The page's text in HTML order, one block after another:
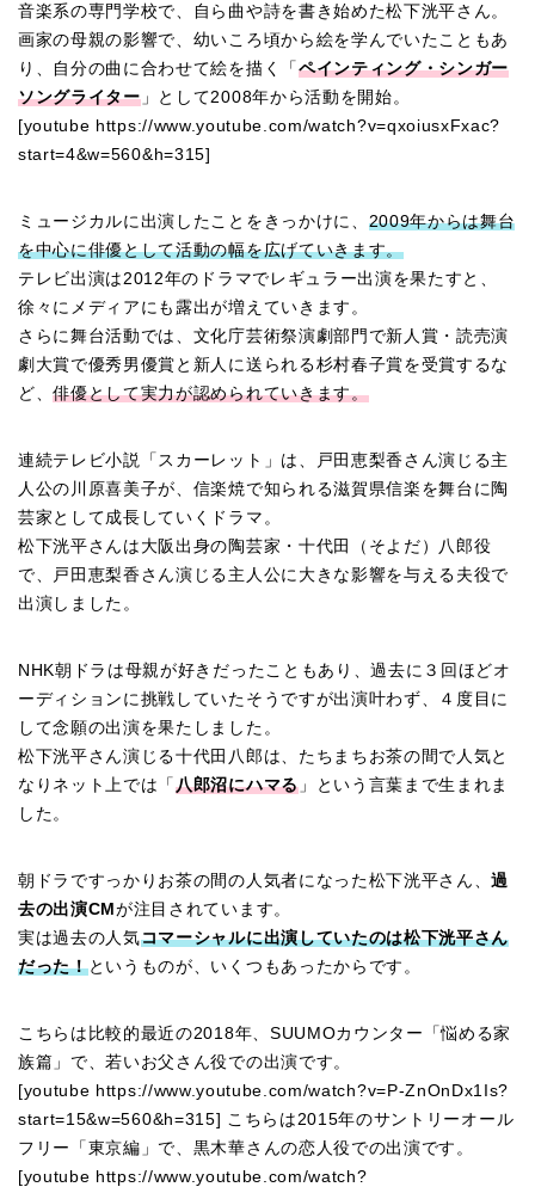
音楽系の専門学校で、自ら曲や詩を書き始めた松下洸平さん。
画家の母親の影響で、幼いころ頃から絵を学んでいたこともあ
り、自分の曲に合わせて絵を描く「 ペインティング・シンガー
ソングライター」として2008年から活動を開始。
[youtube https://www.youtube.com/watch?v=qxoiusxFxac?
start=4&w=560&h=315]
ミュージカルに出演したことをきっかけに、 2009年からは舞台
を中心に俳優として活動の幅を広げていきます。
テレビ出演は2012年のドラマでレギュラー出演を果たすと、
徐々にメディアにも露出が増えていきます。
さらに舞台活動では、文化庁芸術祭演劇部門で新人賞・読売演
劇大賞で優秀男優賞と新人に送られる杉村春子賞を受賞するな
ど、俳優として実力が認められていきます。
連続テレビ小説「スカーレット」は、戸田恵梨香さん演じる主
人公の川原喜美子が、信楽焼で知られる滋賀県信楽を舞台に陶
芸家として成長していくドラマ。
松下洸平さんは大阪出身の陶芸家・十代田（そよだ）八郎役
で、戸田恵梨香さん演じる主人公に大きな影響を与える夫役で
出演しました。
NHK朝ドラは母親が好きだったこともあり、過去に３回ほどオ
ーディションに挑戦していたそうですが出演叶わず、４度目に
して念願の出演を果たしました。
松下洸平さん演じる十代田八郎は、たちまちお茶の間で人気と
なりネット上では「八郎沼にハマる」という言葉まで生まれま
した。
朝ドラですっかりお茶の間の人気者になった松下洸平さん、過
去の出演CMが注目されています。
実は過去の人気コマーシャルに出演していたのは松下洸平さん
だった！というものが、いくつもあったからです。
こちらは比較的最近の2018年、SUUMOカウンター「悩める家
族篇」で、若いお父さん役での出演です。
[youtube https://www.youtube.com/watch?v=P-ZnOnDx1Is?
start=15&w=560&h=315] こちらは2015年のサントリーオール
フリー「東京編」で、黒木華さんの恋人役での出演です。
[youtube https://www.youtube.com/watch?